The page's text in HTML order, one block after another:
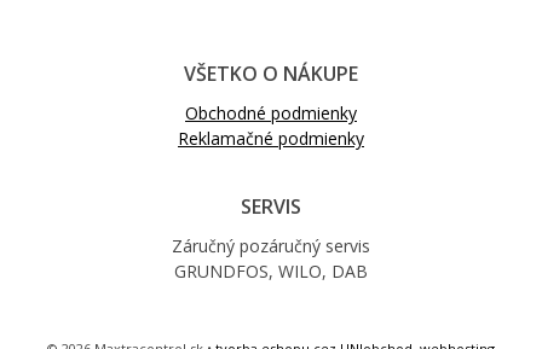
VŠETKO O NÁKUPE
Obchodné podmienky
Reklamačné podmienky
SERVIS
Záručný pozáručný servis
GRUNDFOS, WILO, DAB